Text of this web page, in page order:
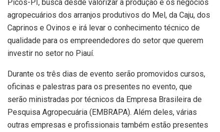
Picos-PI, busca desde valorizar a produção e os negócios
agropecuários dos arranjos produtivos do Mel, da Caju, dos
Caprinos e Ovinos e irá levar o conhecimento técnico de
qualidade para os empreendedores do setor que querem
investir no setor no Piauí.
Durante os três dias de evento serão promovidos cursos,
oficinas e palestras para os presentes no evento, que
serão ministradas por técnicos da Empresa Brasileira de
Pesquisa Agropecuária (EMBRAPA). Além deles, várias
outras empresas e profissionais também estão presentes